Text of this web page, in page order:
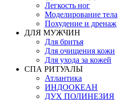
Легкость ног
Моделирование тела
Похудение и дренаж
ДЛЯ МУЖЧИН
Для бритья
Для очищения кожи
Для ухода за кожей
СПА РИТУАЛЫ
Атлантика
ИНДООКЕАН
ДУХ ПОЛИНЕЗИЯ